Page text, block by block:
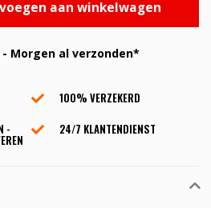
aan winkelwagen
Morgen al verzonden*
100% VERZEKERD
-
24/7 KLANTENDIENST